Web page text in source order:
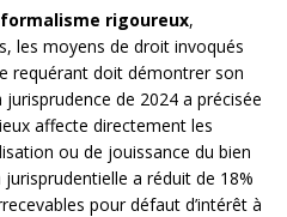
formalisme rigoureux,
les moyens de droit invoqués
requérant doit démontrer son
de 2024 a précisée
affecte directement les
ou de jouissance du bien
a réduit de 18%
pour défaut d’intérêt à